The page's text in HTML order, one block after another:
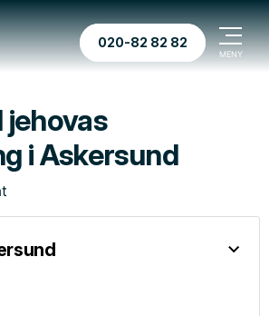
020-82 82 82
i Askersund